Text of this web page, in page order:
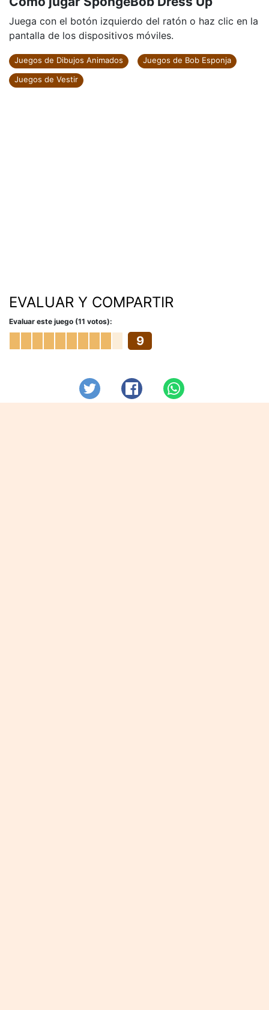
Juega con el botón izquierdo del ratón o haz clic en la
pantalla de los dispositivos móviles.
Juegos de Dibujos Animados
Juegos de Bob Esponja
Juegos de Vestir
EVALUAR Y COMPARTIR
Evaluar este juego (11 votos):
9